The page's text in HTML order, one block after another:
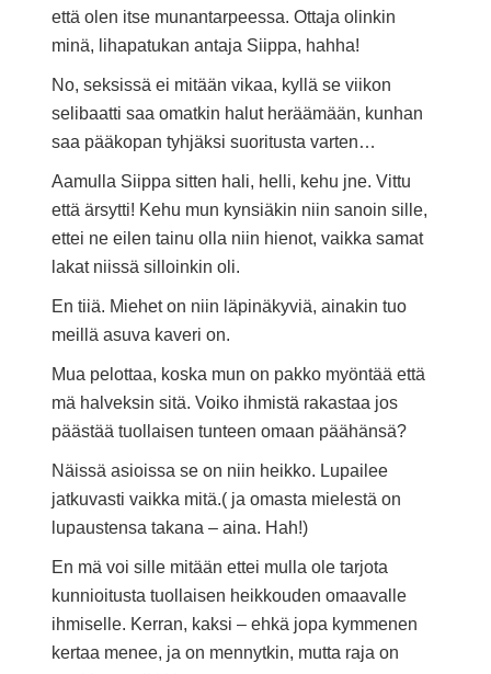
että olen itse munantarpeessa. Ottaja olinkin
minä, lihapatukan antaja Siippa, hahha!
No, seksissä ei mitään vikaa, kyllä se viikon
selibaatti saa omatkin halut heräämään, kunhan
saa pääkopan tyhjäksi suoritusta varten…
Aamulla Siippa sitten hali, helli, kehu jne. Vittu
että ärsytti! Kehu mun kynsiäkin niin sanoin sille,
ettei ne eilen tainu olla niin hienot, vaikka samat
lakat niissä silloinkin oli.
En tiiä. Miehet on niin läpinäkyviä, ainakin tuo
meillä asuva kaveri on.
Mua pelottaa, koska mun on pakko myöntää että
mä halveksin sitä. Voiko ihmistä rakastaa jos
päästää tuollaisen tunteen omaan päähänsä?
Näissä asioissa se on niin heikko. Lupailee
jatkuvasti vaikka mitä.( ja omasta mielestä on
lupaustensa takana – aina. Hah!)
En mä voi sille mitään ettei mulla ole tarjota
kunnioitusta tuollaisen heikkouden omaavalle
ihmiselle. Kerran, kaksi – ehkä jopa kymmenen
kertaa menee, ja on mennytkin, mutta raja on